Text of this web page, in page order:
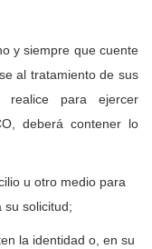
y siempre que cuente
al tratamiento de sus
para ejercer
deberá contener lo
u otro medio para
su solicitud;
la identidad o, en su